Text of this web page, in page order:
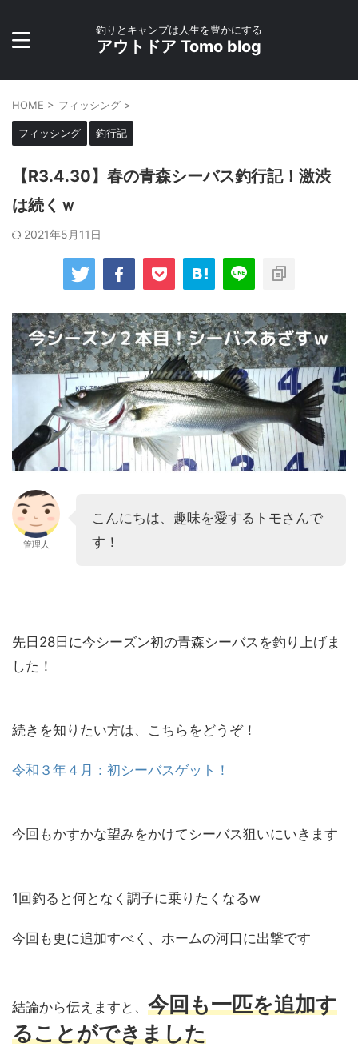
釣りとキャンプは人生を豊かにする
アウトドア Tomo blog
HOME > フィッシング >
フィッシング 釣行記
【R3.4.30】春の青森シーバス釣行記！激渋
は続くｗ
2021年5月11日
管理人
こんにちは、趣味を愛するトモさんで
す！
先日28日に今シーズン初の青森シーバスを釣り上げま
した！
続きを知りたい方は、こちらをどうぞ！
令和３年４月：初シーバスゲット！
今回もかすかな望みをかけてシーバス狙いにいきます
1回釣ると何となく調子に乗りたくなるw
今回も更に追加すべく、ホームの河口に出撃です
結論から伝えますと、 今回も一匹を追加す
ることができました